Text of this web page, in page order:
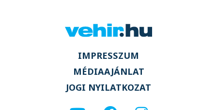
IMPRESSZUM
MÉDIAAJÁNLAT
JOGI NYILATKOZAT